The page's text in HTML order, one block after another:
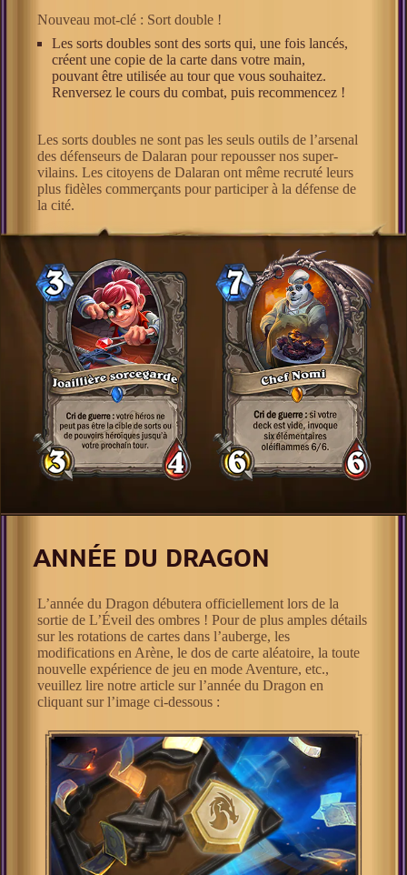
Nouveau mot-clé : Sort double !
Les sorts doubles sont des sorts qui, une fois lancés,
créent une copie de la carte dans votre main,
pouvant être utilisée au tour que vous souhaitez.
Renversez le cours du combat, puis recommencez !
Les sorts doubles ne sont pas les seuls outils de l’arsenal
des défenseurs de Dalaran pour repousser nos super-
vilains. Les citoyens de Dalaran ont même recruté leurs
plus fidèles commerçants pour participer à la défense de
la cité.
ANNÉE DU DRAGON
L’année du Dragon débutera officiellement lors de la
sortie de L’Éveil des ombres ! Pour de plus amples détails
sur les rotations de cartes dans l’auberge, les
modifications en Arène, le dos de carte aléatoire, la toute
nouvelle expérience de jeu en mode Aventure, etc.,
veuillez lire notre article sur l’année du Dragon en
cliquant sur l’image ci-dessous :